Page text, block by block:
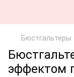
Бюстгальтеры
эффектом